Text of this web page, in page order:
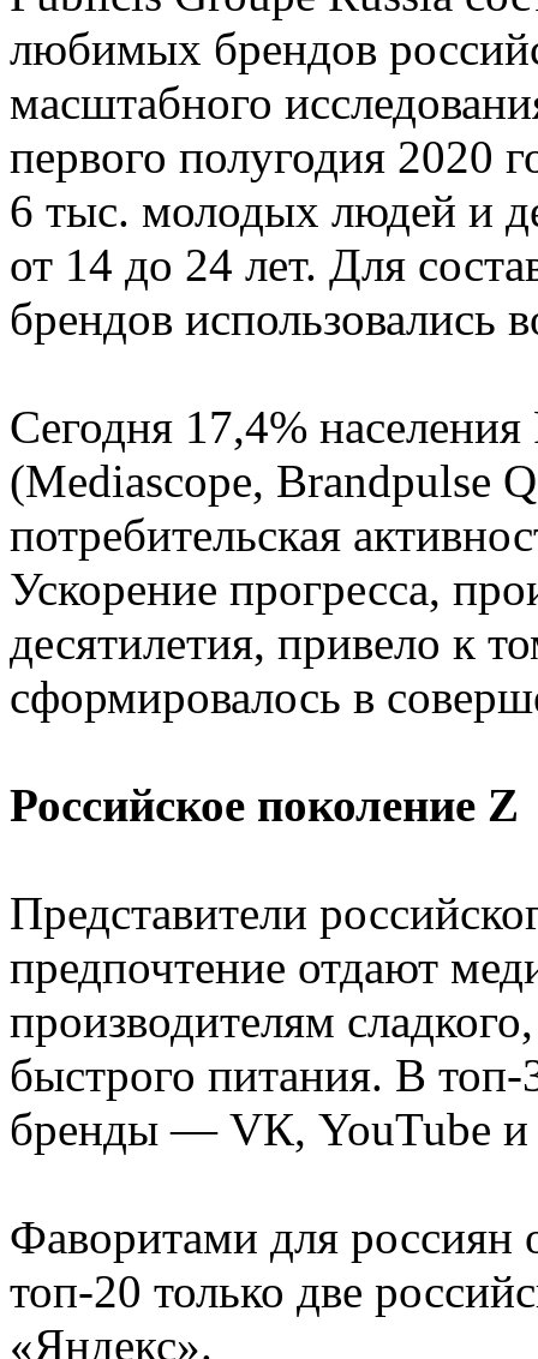
любимых брендов
масштабного
первого полугодия 2020
6 тыс. молодых людей и
от 14 до 24 лет. Для
брендов использовались
Сегодня 17,4%
(Mediascope, Brandpulse
потребительская
Ускорение прогресса,
десятилетия, привело к
сформировалось в
Российское поколение Z
Представители
предпочтение отдают
производителям
быстрого питания. В
бренды — VК, YouTube и
Фаворитами для россиян
топ-20 только две
«Яндекс».